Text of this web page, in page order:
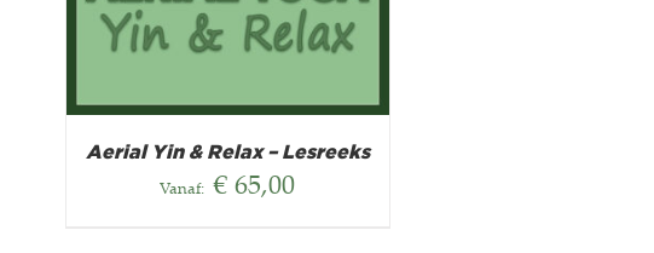
Aerial Yin & Relax – Lesreeks
Vanaf: € 65,00